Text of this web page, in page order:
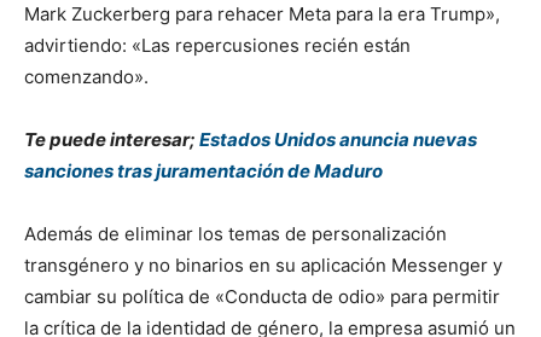
Mark Zuckerberg para rehacer Meta para la era Trump»,
advirtiendo: «Las repercusiones recién están
comenzando».
Te puede interesar; Estados Unidos anuncia nuevas
sanciones tras juramentación de Maduro
Además de eliminar los temas de personalización
transgénero y no binarios en su aplicación Messenger y
cambiar su política de «Conducta de odio» para permitir
la crítica de la identidad de género, la empresa asumió un